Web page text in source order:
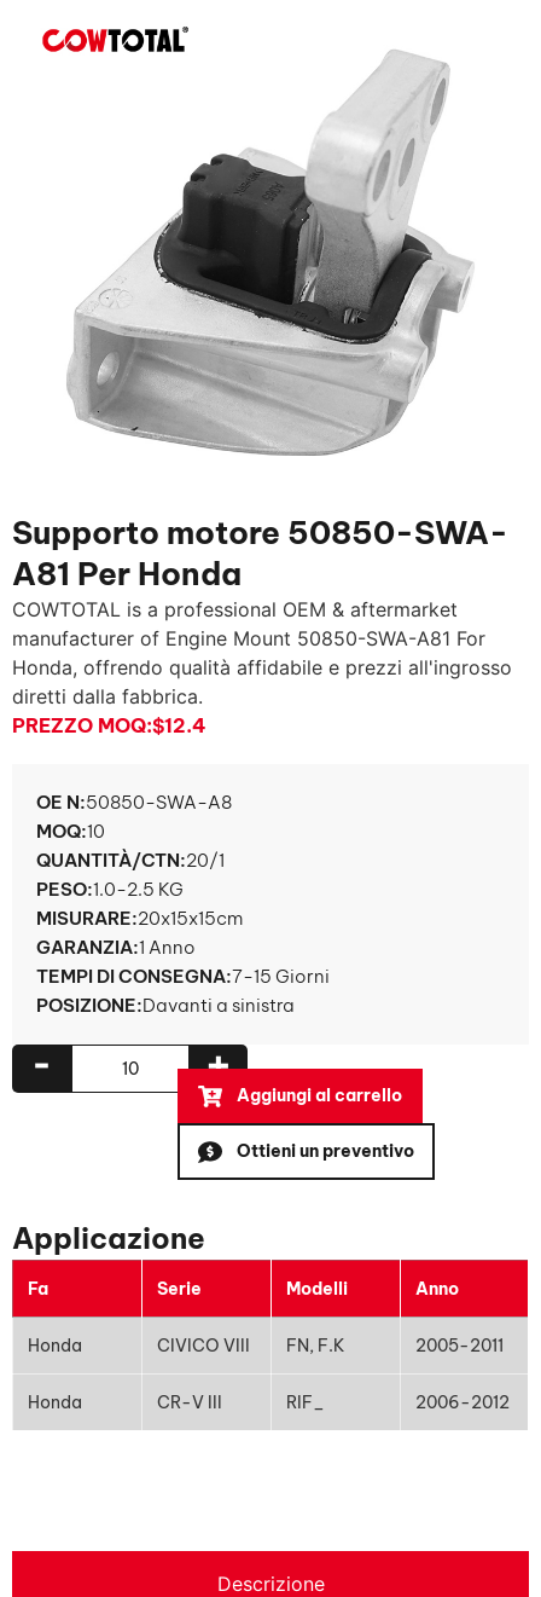
Supporto motore 50850-SWA-
A81 Per Honda
COWTOTAL is a professional OEM & aftermarket
manufacturer of Engine Mount 50850-SWA-A81 For
Honda, offrendo qualità affidabile e prezzi all'ingrosso
diretti dalla fabbrica.
PREZZO MOQ:$12.4
OE N:50850-SWA-A8
MOQ:10
QUANTITÀ/CTN:20/1
PESO:1.0-2.5 KG
MISURARE:20x15x15cm
GARANZIA:1 Anno
TEMPI DI CONSEGNA:7-15 Giorni
POSIZIONE:Davanti a sinistra
+
-
Aggiungi al carrello
Ottieni un preventivo
Applicazione
Fa Serie Modelli Anno
Honda CIVICO VIII FN, F.K 2005-2011
Honda CR-V III RIF_ 2006-2012
Descrizione